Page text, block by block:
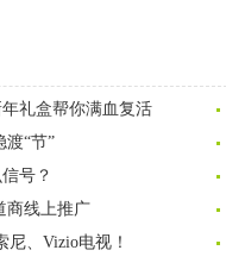
礼盒帮你满血复活
渡“节”
号？
商线上推广
、Vizio电视！